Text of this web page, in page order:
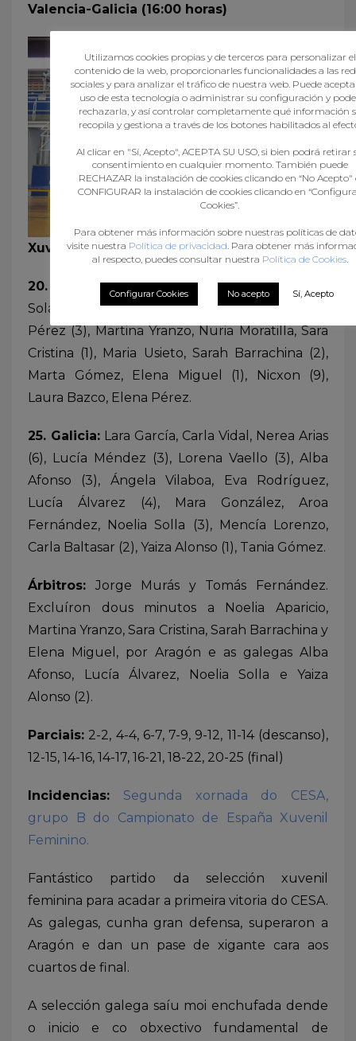
Valencia-Galicia (16:00 horas)
Xuvenil feminina. Aragón, 20:25, Galicia
20. Aragón:Verónica, Noa Alconchel (1), Irati
Sola (2), Ainara Gordo (1), Noelia Aparicio, Natalia
Pérez (3), Martina Yranzo, Nuria Moratilla, Sara
Cristina (1), Maria Usieto, Sarah Barrachina (2),
Marta Gómez, Elena Miguel (1), Nicxon (9),
Laura Bazco, Elena Pérez.
25. Galicia: Lara García, Carla Vidal, Nerea Arias
(6), Lucía Méndez (3), Lorena Vaello (3), Alba
Afonso (3), Ángela Vilaboa, Eva Rodríguez,
Lucía Álvarez (4), Mara González, Aroa
Fernández, Noelia Solla (3), Mencía Lorenzo,
Carla Baltasar (2), Yaiza Alonso (1), Tania Gómez.
Árbitros: Jorge Murás y Tomás Fernández.
Excluíron dous minutos a Noelia Aparicio,
Martina Yranzo, Sara Cristina, Sarah Barrachina y
Elena Miguel, por Aragón e as galegas Alba
Afonso, Lucía Álvarez, Noelia Solla e Yaiza
Alonso (2).
Parciais: 2-2, 4-4, 6-7, 7-9, 9-12, 11-14 (descanso),
12-15, 14-16, 14-17, 16-21, 18-22, 20-25 (final)
Incidencias:
Segunda xornada do CESA,
grupo B do Campionato de España Xuvenil
Feminino.
Fantástico partido da selección xuvenil
feminina para acadar a primeira vitoria do CESA.
As galegas, cunha gran defensa, superaron a
Aragón e dan un pase de xigante cara aos
cuartos de final.
A selección galega saíu moi enchufada dende
o inicio e co obxectivo fundamental de
Utilizamos cookies propias y de terceros para personalizar el
contenido de la web, proporcionarles funcionalidades a las
sociales y para analizar el tráfico de nuestra web. Puede
uso de esta tecnología o administrar su configuración y
rechazarla, y así controlar completamente qué información
recopila y gestiona a través de los botones habilitados al
Al clicar en "Sí, Acepto", ACEPTA SU USO, si bien podrá retirar
consentimiento en cualquier momento. También puede
RECHAZAR la instalación de cookies clicando en “No Acepto"
CONFIGURAR la instalación de cookies clicando en
Cookies”.
Para obtener más información sobre nuestras políticas de
visite nuestra Política de privacidad . Para obtener más
al respecto, puedes consultar nuestra Política de Cookies.
Configurar Cookies No acepto Sí, Acepto